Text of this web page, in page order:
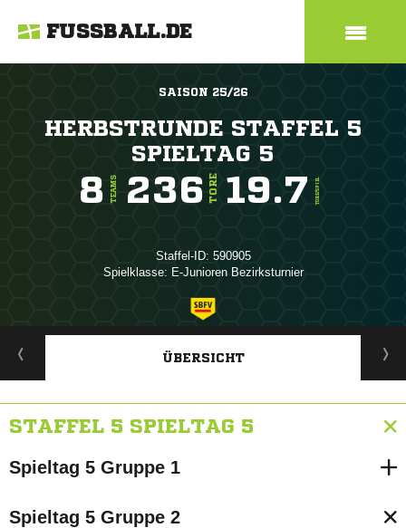
FUSSBALL.DE
SAISON 25/26
HERBSTRUNDE STAFFEL 5
SPIELTAG 5
8 TEAMS 236 TORE 19.7 TORE/SPIEL
Staffel-ID: 590905
Spielklasse: E-Junioren Bezirksturnier
ANZEIGE
ÜBERSICHT
STAFFEL 5 SPIELTAG 5
Spieltag 5 Gruppe 1
Spieltag 5 Gruppe 2